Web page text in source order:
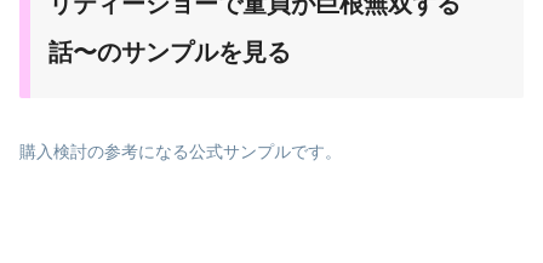
話〜のサンプルを見る
購入検討の参考になる公式サンプルです。